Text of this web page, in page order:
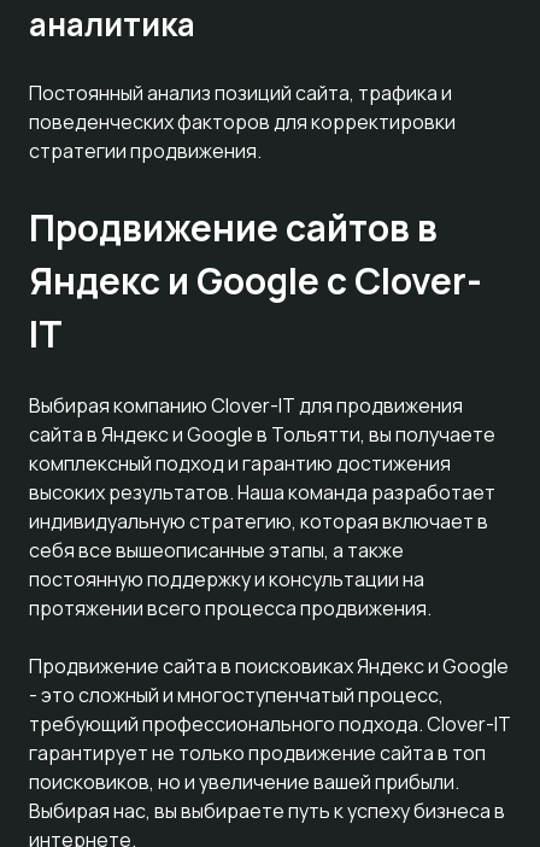
аналитика
Постоянный анализ позиций сайта, трафика и
поведенческих факторов для корректировки
стратегии продвижения.
Продвижение сайтов в
Яндекс и Google с Clover-
IT
Выбирая компанию Clover-IT для продвижения
сайта в Яндекс и Google в Тольятти, вы получаете
комплексный подход и гарантию достижения
высоких результатов. Наша команда разработает
индивидуальную стратегию, которая включает в
себя все вышеописанные этапы, а также
постоянную поддержку и консультации на
протяжении всего процесса продвижения.
Продвижение сайта в поисковиках Яндекс и Google
- это сложный и многоступенчатый процесс,
требующий профессионального подхода. Clover-IT
гарантирует не только продвижение сайта в топ
поисковиков, но и увеличение вашей прибыли.
Выбирая нас, вы выбираете путь к успеху бизнеса в
интернете.